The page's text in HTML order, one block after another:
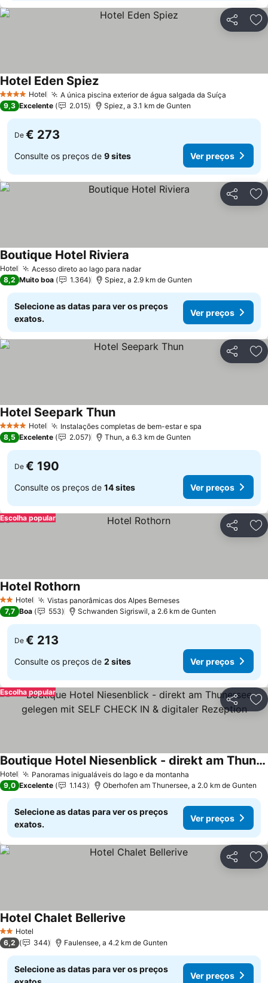
Partilhar
4 EstrelasHotel A única piscina exterior de água salgada da Suíça
Hotel Eden Spiez
9,3 Excelente 2.015 Spiez, a 3.1 km de Gunten
De € 273
Consulte os preços de 9 sites Ver preços
Partilhar
Hotel Acesso direto ao lago para nadar
Boutique Hotel Riviera
8,2 Muito boa 1.364 Spiez, a 2.9 km de Gunten
Selecione as datas para ver os preços
exatos.
Ver preços
Partilhar
4 EstrelasHotel Instalações completas de bem-estar e spa
Hotel Seepark Thun
8,5 Excelente 2.057 Thun, a 6.3 km de Gunten
De € 190
Consulte os preços de 14 sites Ver preços
Partilhar
Escolha popular
2 Estrelas
Hotel Vistas panorâmicas dos Alpes Berneses
Hotel Rothorn
7,7 Boa 553 Schwanden Sigriswil, a 2.6 km de Gunten
De € 213
Consulte os preços de 2 sites Ver preços
Partilhar
Escolha popular
Hotel Panoramas inigualáveis do lago e da montanha
Boutique Hotel Niesenblick - direkt am Thunersee gelegen mit SELF CHECK IN & digitaler Rezeption
9,0 Excelente 1.143 Oberhofen am Thunersee, a 2.0 km de Gunten
Selecione as datas para ver os preços
exatos.
Ver preços
Partilhar
2 Estrelas
Hotel
Hotel Chalet Bellerive
6,2 344 Faulensee, a 4.2 km de Gunten
Selecione as datas para ver os preços
Ver preços